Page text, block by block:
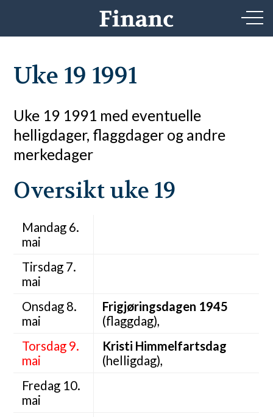
Uke 19 1991
Uke 19 1991 med eventuelle
helligdager, flaggdager og andre
merkedager
Oversikt uke 19
Mandag 6.
mai
Tirsdag 7.
mai
Onsdag 8.
mai
Frigjøringsdagen 1945
(flaggdag),
Torsdag 9.
mai
Kristi Himmelfartsdag
(helligdag),
Fredag 10.
mai